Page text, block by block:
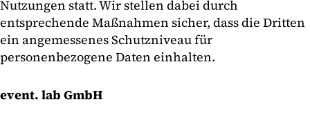
Nutzungen statt. Wir stellen dabei durch
entsprechende Maßnahmen sicher, dass die Dritten
ein angemessenes Schutzniveau für
personenbezogene Daten einhalten.
event. lab GmbH